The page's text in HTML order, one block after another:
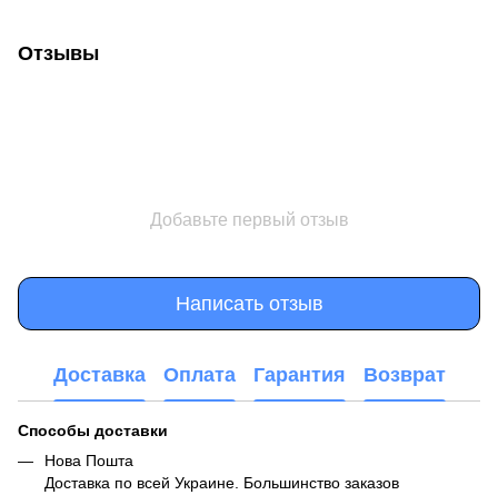
Отзывы
Добавьте первый отзыв
Написать отзыв
Доставка Оплата Гарантия Возврат
Способы доставки
Нова Пошта
Доставка по всей Украине. Большинство заказов